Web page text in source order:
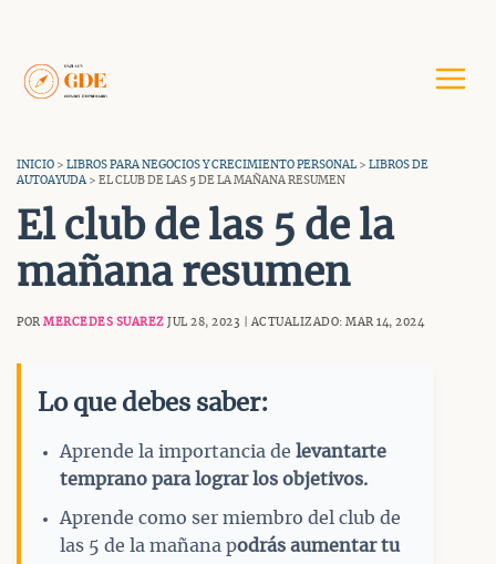
contenido
INICIO > LIBROS PARA NEGOCIOS Y CRECIMIENTO PERSONAL > LIBROS DE
AUTOAYUDA > EL CLUB DE LAS 5 DE LA MAÑANA RESUMEN
El club de las 5 de la
mañana resumen
POR MERCEDES SUAREZ JUL 28, 2023 | ACTUALIZADO: MAR 14, 2024
Lo que debes saber:
Aprende la importancia de levantarte
temprano para lograr los objetivos.
Aprende como ser miembro del club de
las 5 de la mañana podrás aumentar tu